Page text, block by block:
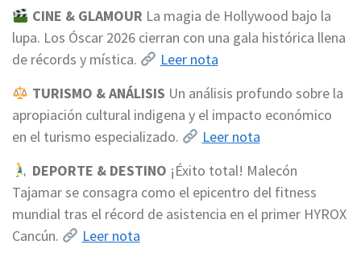
CINE & GLAMOUR La magia de Hollywood bajo la
lupa. Los Óscar 2026 cierran con una gala histórica llena
de récords y mística.
Leer nota
TURISMO & ANÁLISIS Un análisis profundo sobre la
apropiación cultural indigena y el impacto económico
en el turismo especializado.
Leer nota
DEPORTE & DESTINO ¡Éxito total! Malecón
Tajamar se consagra como el epicentro del fitness
mundial tras el récord de asistencia en el primer HYROX
Cancún.
Leer nota